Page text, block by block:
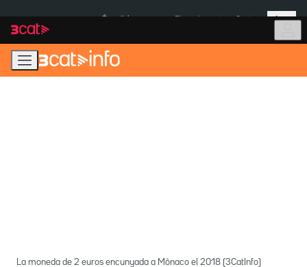
navegació
principal
contingut
Més
La moneda de 2 euros encunyada a Mònaco el 2018 (3CatInfo)